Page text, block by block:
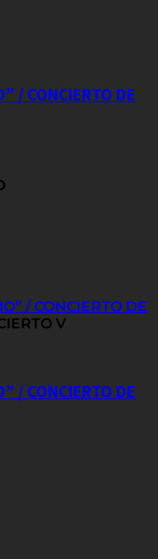
/ CONCIERTO DE
/ CONCIERTO DE
/ CONCIERTO DE